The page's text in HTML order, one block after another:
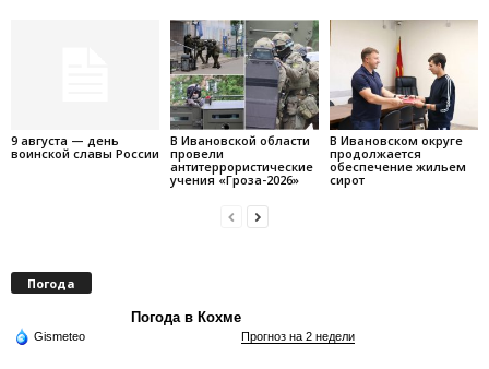
9 августа — день
воинской славы России
В Ивановской области
провели
антитеррористические
учения «Гроза-2026»
В Ивановском округе
продолжается
обеспечение жильем
сирот
Погода
Погода в Кохме
Gismeteo Прогноз на 2 недели